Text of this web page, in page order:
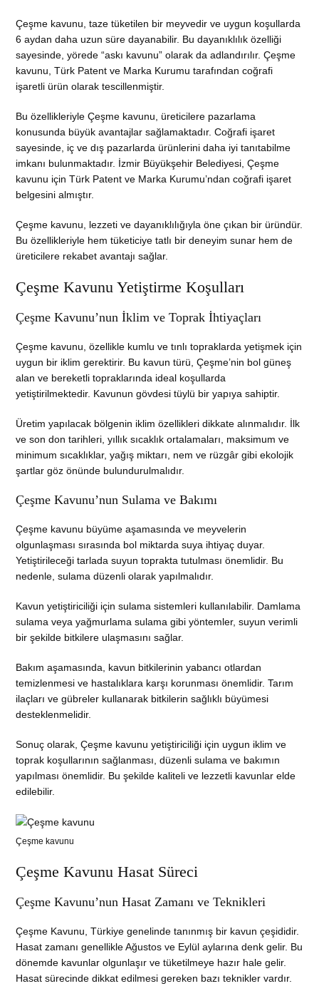
Çeşme kavunu, taze tüketilen bir meyvedir ve uygun koşullarda
6 aydan daha uzun süre dayanabilir. Bu dayanıklılık özelliği
sayesinde, yörede “askı kavunu” olarak da adlandırılır. Çeşme
kavunu, Türk Patent ve Marka Kurumu tarafından coğrafi
işaretli ürün olarak tescillenmiştir.
Bu özellikleriyle Çeşme kavunu, üreticilere pazarlama
konusunda büyük avantajlar sağlamaktadır. Coğrafi işaret
sayesinde, iç ve dış pazarlarda ürünlerini daha iyi tanıtabilme
imkanı bulunmaktadır. İzmir Büyükşehir Belediyesi, Çeşme
kavunu için Türk Patent ve Marka Kurumu’ndan coğrafi işaret
belgesini almıştır.
Çeşme kavunu, lezzeti ve dayanıklılığıyla öne çıkan bir üründür.
Bu özellikleriyle hem tüketiciye tatlı bir deneyim sunar hem de
üreticilere rekabet avantajı sağlar.
Çeşme Kavunu Yetiştirme Koşulları
Çeşme Kavunu’nun İklim ve Toprak İhtiyaçları
Çeşme kavunu, özellikle kumlu ve tınlı topraklarda yetişmek için
uygun bir iklim gerektirir. Bu kavun türü, Çeşme’nin bol güneş
alan ve bereketli topraklarında ideal koşullarda
yetiştirilmektedir. Kavunun gövdesi tüylü bir yapıya sahiptir.
Üretim yapılacak bölgenin iklim özellikleri dikkate alınmalıdır. İlk
ve son don tarihleri, yıllık sıcaklık ortalamaları, maksimum ve
minimum sıcaklıklar, yağış miktarı, nem ve rüzgâr gibi ekolojik
şartlar göz önünde bulundurulmalıdır.
Çeşme Kavunu’nun Sulama ve Bakımı
Çeşme kavunu büyüme aşamasında ve meyvelerin
olgunlaşması sırasında bol miktarda suya ihtiyaç duyar.
Yetiştirileceği tarlada suyun toprakta tutulması önemlidir. Bu
nedenle, sulama düzenli olarak yapılmalıdır.
Kavun yetiştiriciliği için sulama sistemleri kullanılabilir. Damlama
sulama veya yağmurlama sulama gibi yöntemler, suyun verimli
bir şekilde bitkilere ulaşmasını sağlar.
Bakım aşamasında, kavun bitkilerinin yabancı otlardan
temizlenmesi ve hastalıklara karşı korunması önemlidir. Tarım
ilaçları ve gübreler kullanarak bitkilerin sağlıklı büyümesi
desteklenmelidir.
Sonuç olarak, Çeşme kavunu yetiştiriciliği için uygun iklim ve
toprak koşullarının sağlanması, düzenli sulama ve bakımın
yapılması önemlidir. Bu şekilde kaliteli ve lezzetli kavunlar elde
edilebilir.
Çeşme kavunu
Çeşme Kavunu Hasat Süreci
Çeşme Kavunu’nun Hasat Zamanı ve Teknikleri
Çeşme Kavunu, Türkiye genelinde tanınmış bir kavun çeşididir.
Hasat zamanı genellikle Ağustos ve Eylül aylarına denk gelir. Bu
dönemde kavunlar olgunlaşır ve tüketilmeye hazır hale gelir.
Hasat sürecinde dikkat edilmesi gereken bazı teknikler vardır.